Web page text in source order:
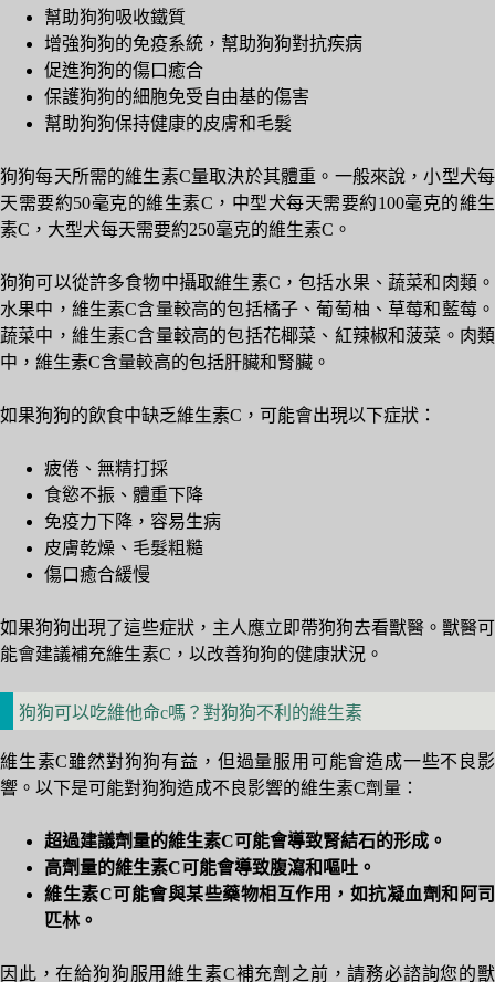
幫助狗狗吸收鐵質
增強狗狗的免疫系統，幫助狗狗對抗疾病
促進狗狗的傷口癒合
保護狗狗的細胞免受自由基的傷害
幫助狗狗保持健康的皮膚和毛髮
狗狗每天所需的維生素C量取決於其體重。一般來說，小型犬每
天需要約50毫克的維生素C，中型犬每天需要約100毫克的維生
素C，大型犬每天需要約250毫克的維生素C。
狗狗可以從許多食物中攝取維生素C，包括水果、蔬菜和肉類。
水果中，維生素C含量較高的包括橘子、葡萄柚、草莓和藍莓。
蔬菜中，維生素C含量較高的包括花椰菜、紅辣椒和菠菜。肉類
中，維生素C含量較高的包括肝臟和腎臟。
如果狗狗的飲食中缺乏維生素C，可能會出現以下症狀：
疲倦、無精打採
食慾不振、體重下降
免疫力下降，容易生病
皮膚乾燥、毛髮粗糙
傷口癒合緩慢
如果狗狗出現了這些症狀，主人應立即帶狗狗去看獸醫。獸醫可
能會建議補充維生素C，以改善狗狗的健康狀況。
狗狗可以吃維他命c嗎？對狗狗不利的維生素
維生素C雖然對狗狗有益，但過量服用可能會造成一些不良影
響。以下是可能對狗狗造成不良影響的維生素C劑量：
超過建議劑量的維生素C可能會導致腎結石的形成。
高劑量的維生素C可能會導致腹瀉和嘔吐。
維生素C可能會與某些藥物相互作用，如抗凝血劑和阿司
匹林。
因此，在給狗狗服用維生素C補充劑之前，請務必諮詢您的獸